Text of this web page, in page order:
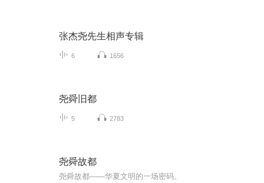
张杰尧先生相声专辑
6 1656
尧舜旧都
5 2783
尧舜故都
尧舜故都——华夏文明的一场密码。